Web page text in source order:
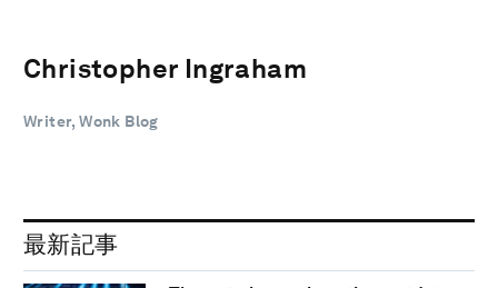
Christopher Ingraham
Writer, Wonk Blog
最新記事